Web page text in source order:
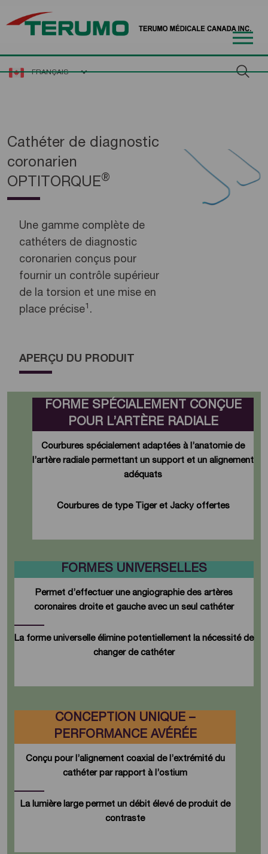
FRANÇAIS
Cathéter de diagnostic
coronarien
OPTITORQUE®
Une gamme complète de
cathéters de diagnostic
coronarien conçus pour
fournir un contrôle supérieur
de la torsion et une mise en
place précise1 .
APERÇU DU PRODUIT
FORME SPÉCIALEMENT CONÇUE
POUR L’ARTÈRE RADIALE
Courbures spécialement adaptées à l’anatomie de
l’artère radiale permettant un support et un alignement
adéquats
Courbures de type Tiger et Jacky offertes
FORMES UNIVERSELLES
Permet d’effectuer une angiographie des artères
coronaires droite et gauche avec un seul cathéter
La forme universelle élimine potentiellement la nécessité de
changer de cathéter
CONCEPTION UNIQUE –
PERFORMANCE AVÉRÉE
Conçu pour l’alignement coaxial de l’extrémité du
cathéter par rapport à l’ostium
La lumière large permet un débit élevé de produit de
contraste